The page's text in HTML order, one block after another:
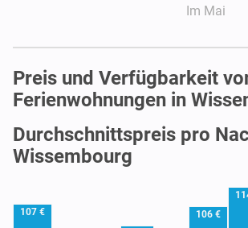
Im Mai
Preis und Verfügbarkeit
Ferienwohnungen in
Durchschnittspreis pro
Wissembourg
107 € 106 €